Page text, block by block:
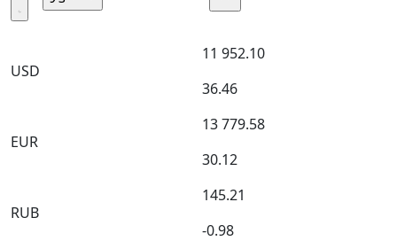
USD
11 952.10
36.46
EUR
13 779.58
30.12
RUB
145.21
-0.98